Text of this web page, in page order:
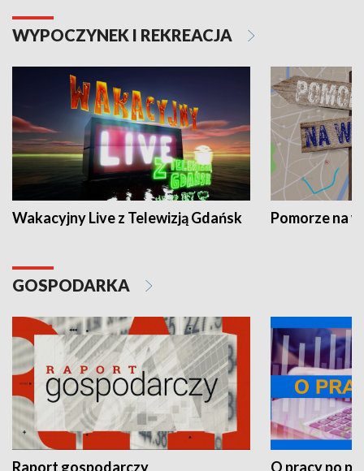
WYPOCZYNEK I REKREACJA
Wakacyjny Live z Telewizją Gdańsk Pomorze na
GOSPODARKA
Raport gospodarczy O pracy po